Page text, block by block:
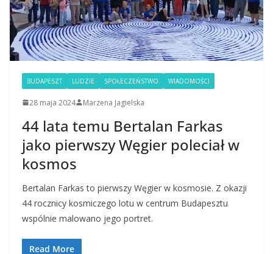
BUDAPESZT LUDZIE SPOŁECZEŃSTWO WIADOMOŚCI
28 maja 2024 Marzena Jagielska
44 lata temu Bertalan Farkas
jako pierwszy Węgier poleciał w
kosmos
Bertalan Farkas to pierwszy Węgier w kosmosie. Z okazji
44 rocznicy kosmiczego lotu w centrum Budapesztu
wspólnie malowano jego portret.
Read More